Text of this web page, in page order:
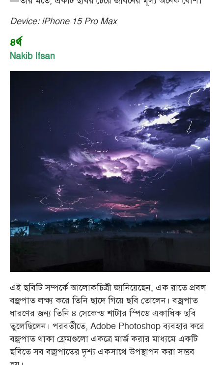
Device: iPhone 15 Pro Max
৪র্থ
Nakib Ifsan
এই ছবিটি সম্পর্কে আলোকচিত্রী জানিয়েছেন, এক রাতে প্রবল
বজ্রপাত লক্ষ্য করে তিনি ছাদে গিয়ে ছবি তোলেন। বজ্রপাত
ধারণের জন্য তিনি ৪ সেকেন্ড শাটার স্পিডে একাধিক ছবি
তুলেছিলেন। পরবর্তীতে, Adobe Photoshop ব্যবহার করে
বজ্রপাত থাকা ফ্রেমগুলো একত্রে মার্জ করার মাধ্যমে একটি
ছবিতে সব বজ্রপাতের দৃশ্য একসাথে উপস্থাপন করা সম্ভব